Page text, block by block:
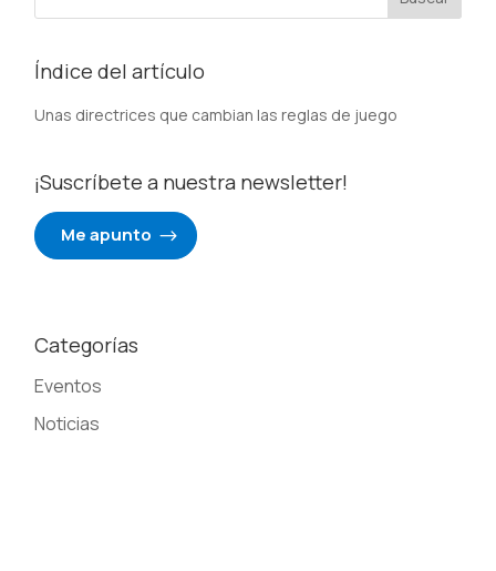
Índice del artículo
Unas directrices que cambian las reglas de juego
¡Suscríbete a nuestra newsletter!
Me apunto
Categorías
Eventos
Noticias